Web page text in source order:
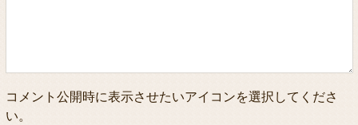
コメント公開時に表示させたいアイコンを選択してくださ
い。